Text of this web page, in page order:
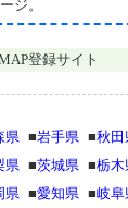
ジ。
登録サイト
県 ■岩手県 ■秋田
県 ■茨城県 ■栃木
県 ■愛知県 ■岐阜